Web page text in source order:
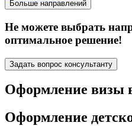
Больше направлений
Не можете выбрать
оптимальное решение!
Задать вопрос консультанту
Оформление визы
Оформление